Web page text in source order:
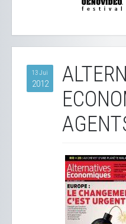
13 Jui
2012